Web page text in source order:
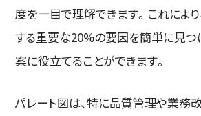
度を一目で理解できます。これによ
する重要な20%の要因を簡単に見つ
案に役立てることができます。
パレート図は、特に品質管理や業務